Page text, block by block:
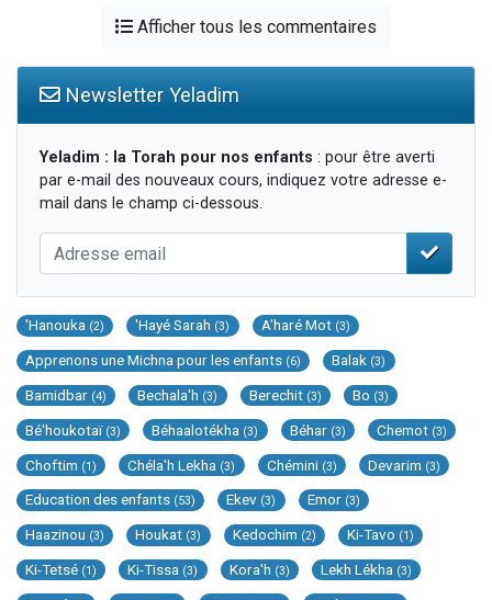
Afficher tous les commentaires
Newsletter Yeladim
Yeladim : la Torah pour nos enfants : pour être averti
par e-mail des nouveaux cours, indiquez votre adresse e-
mail dans le champ ci-dessous.
'Hanouka (2) 'Hayé Sarah (3) A'haré Mot (3)
Apprenons une Michna pour les enfants (6) Balak (3)
Bamidbar (4) Bechala'h (3) Berechit (3) Bo (3)
Bé'houkotaï (3) Béhaalotékha (3) Béhar (3) Chemot (3)
Choftim (1) Chéla'h Lekha (3) Chémini (3) Devarim (3)
Education des enfants (53) Ekev (3) Emor (3)
Haazinou (3) Houkat (3) Kedochim (2) Ki-Tavo (1)
Ki-Tetsé (1) Ki-Tissa (3) Kora'h (3) Lekh Lékha (3)